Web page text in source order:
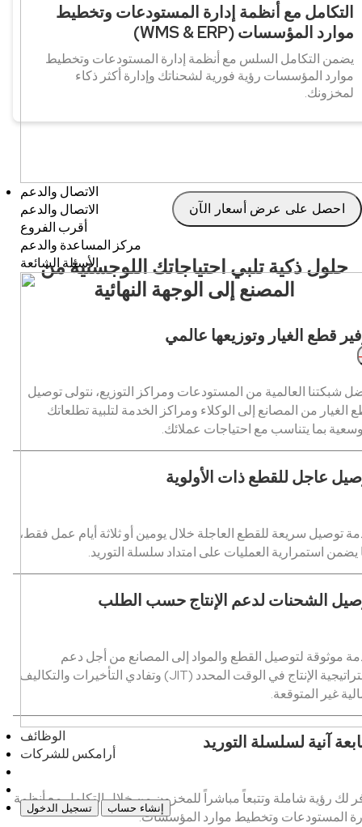
الاتصال والدعم
الاتصال والدعم
أقرب الفروع
مركز المساعدة والدعم
الأسئلة الشائعة
الوظائف
أرامكس للشركات
تسجيل الدخول إنشاء حساب
التكامل مع أنظمة إدارة المستودعات وتخطيط
موارد المؤسسات (WMS & ERP)
يضمن التكامل السلس مع أنظمة إدارة المستودعات وتخطيط
موارد المؤسسات رؤية فورية لشحناتك وإدارة أكثر ذكاء
لمخزونك.
احصل على عرض أسعار الآن
حلول ذكية تلبي احتياجاتك اللوجستية من
المصنع إلى الوجهة النهائية
قطع الغيار وتوزيعها عالمي
شبكتنا العالمية من المستودعات ومراكز التوزيع، نتولى توصيل
الغيار من المصانع إلى الوكلاء ومراكز الخدمة لتلبية تطلعاتك
بما يتناسب مع احتياجات عملائك.
عاجل للقطع ذات الأولوية
توصيل سريعة للقطع العاجلة خلال يومين أو ثلاثة أيام عمل فقط،
يضمن استمرارية العمليات على امتداد سلسلة التوريد.
الشحنات لدعم الإنتاج حسب الطلب
موثوقة لتوصيل القطع والمواد إلى المصانع من أجل دعم
استراتيجية الإنتاج في الوقت المحدد (JIT) وتفادي التأخيرات والتكاليف
غير المتوقعة.
آنية لسلسلة التوريد
لك رؤية شاملة وتتبعاً مباشراً للمخزون من خلال التكامل مع أنظمة
المستودعات وتخطيط موارد المؤسسات.